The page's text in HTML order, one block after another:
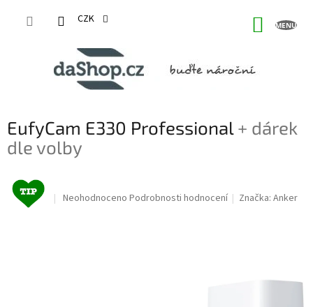
CZK
EufyCam E330 Professional+ dárek
dle volby
Průměrné
Neohodnoceno Podrobnosti hodnocení Značka:Anker